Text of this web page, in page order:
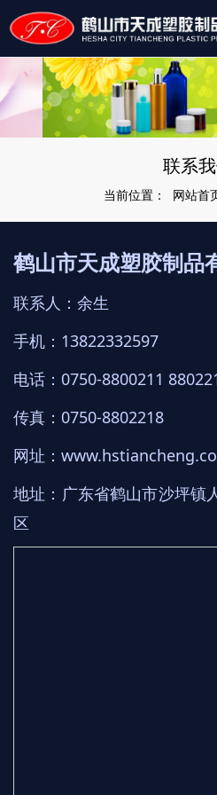
联系
当前位置： 网站首
鹤山市天成塑胶制品
联系人：余生
手机：13822332597
电话：0750-8800211
传真：0750-8802218
网址：
地址：广东省鹤山市沙坪镇
区